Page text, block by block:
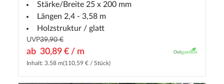
Stärke/Breite 25 x 200 mm
Längen 2,4 - 3,58 m
Holzstruktur / glatt
UVP39,90 €
ab 30,89 € / m
Inhalt: 3.58 m(110,59 € / Stück)